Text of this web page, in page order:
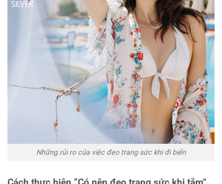
Những rủi ro của việc đeo trang sức khi đi biển